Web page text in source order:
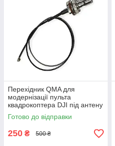
Перехідник QMA для
модернізації пульта
квадрокоптера DJI під антену
Alientech 30 см
Готово до відправки
250 ₴ 500 ₴